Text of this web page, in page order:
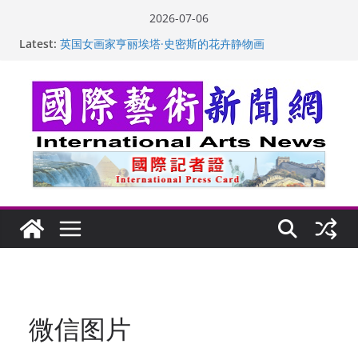
2026-07-06
Latest: 英国女画家亨丽埃塔·史密斯的花卉静物画
玛丽安娜·卡拉切娃的绘画：幽默和难以言喻的快乐
苏方 ：“字”得其乐
“梵心”归处：一场展览 连着攀枝花的千里乡愁
微信图片